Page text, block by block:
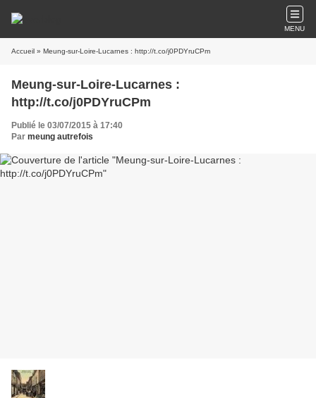
MENU
Accueil » Meung-sur-Loire-Lucarnes : http://t.co/j0PDYruCPm
Meung-sur-Loire-Lucarnes :
http://t.co/j0PDYruCPm
Publié le 03/07/2015 à 17:40
Par meung autrefois